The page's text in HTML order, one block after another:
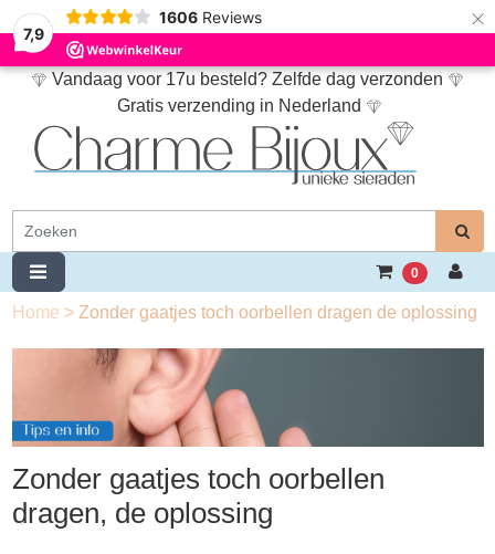
7,9
1606 Reviews ×
Vandaag voor 17u besteld? Zelfde dag verzonden
Gratis verzending in Nederland
0
Home > Zonder gaatjes toch oorbellen dragen de oplossing
Zonder gaatjes toch oorbellen
dragen, de oplossing